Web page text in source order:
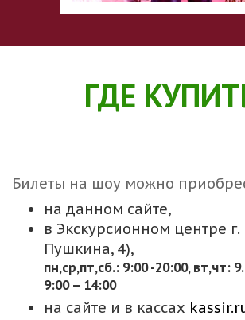
ГДЕ
Билеты на шоу можно
на данном сайте,
в Экскурсионном центре г.
Пушкина, 4),
пн,cр,пт,сб.: 9:00 -20:00, вт,чт:
9:00 – 14:00
на сайте и в кассах